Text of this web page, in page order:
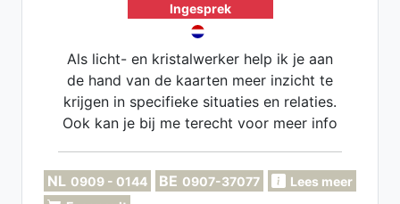
Ingesprek
Als licht- en kristalwerker help ik je aan
de hand van de kaarten meer inzicht te
krijgen in specifieke situaties en relaties.
Ook kan je bij me terecht voor meer info
NL 0909 - 0144 BE 0907-37077
Lees meer